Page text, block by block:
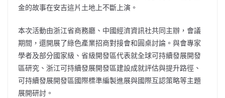
金的故事在安吉這片土地上不斷上演。
本次活動由浙江省商務廳、中國經濟資訊社共同主辦，會議
期間，還開展了綠色產業招商對接會和圓桌討論。與會專家
學者及部分國家級、省級開發區代表就全球可持續發展開發
區研究、浙江可持續發展開發區建設成就評估與提升路徑、
可持續發展開發區國際標準編製進展與國際互認策略等主題
展開研討。